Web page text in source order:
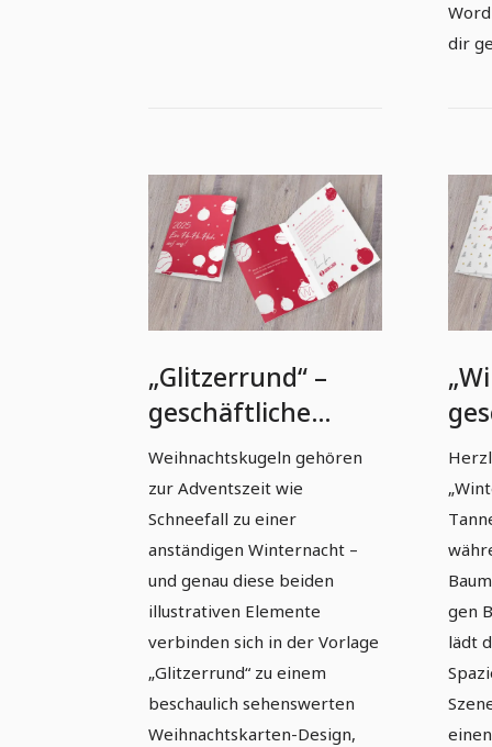
dir
„Glitzerrund“ –
geschäftliche
Weihnachtskarten-
Vorlage (A5 hoch)
Weihnachtskugeln gehören
zur Adventszeit wie
Schneefall zu einer
anständigen Winternacht –
und genau diese beiden
illustrativen Elemente
verbinden sich in der Vorlage
„Glitzerrund“ zu einem
beschaulich sehenswerten
Weihnachtskarten-Design,
gen
lädt